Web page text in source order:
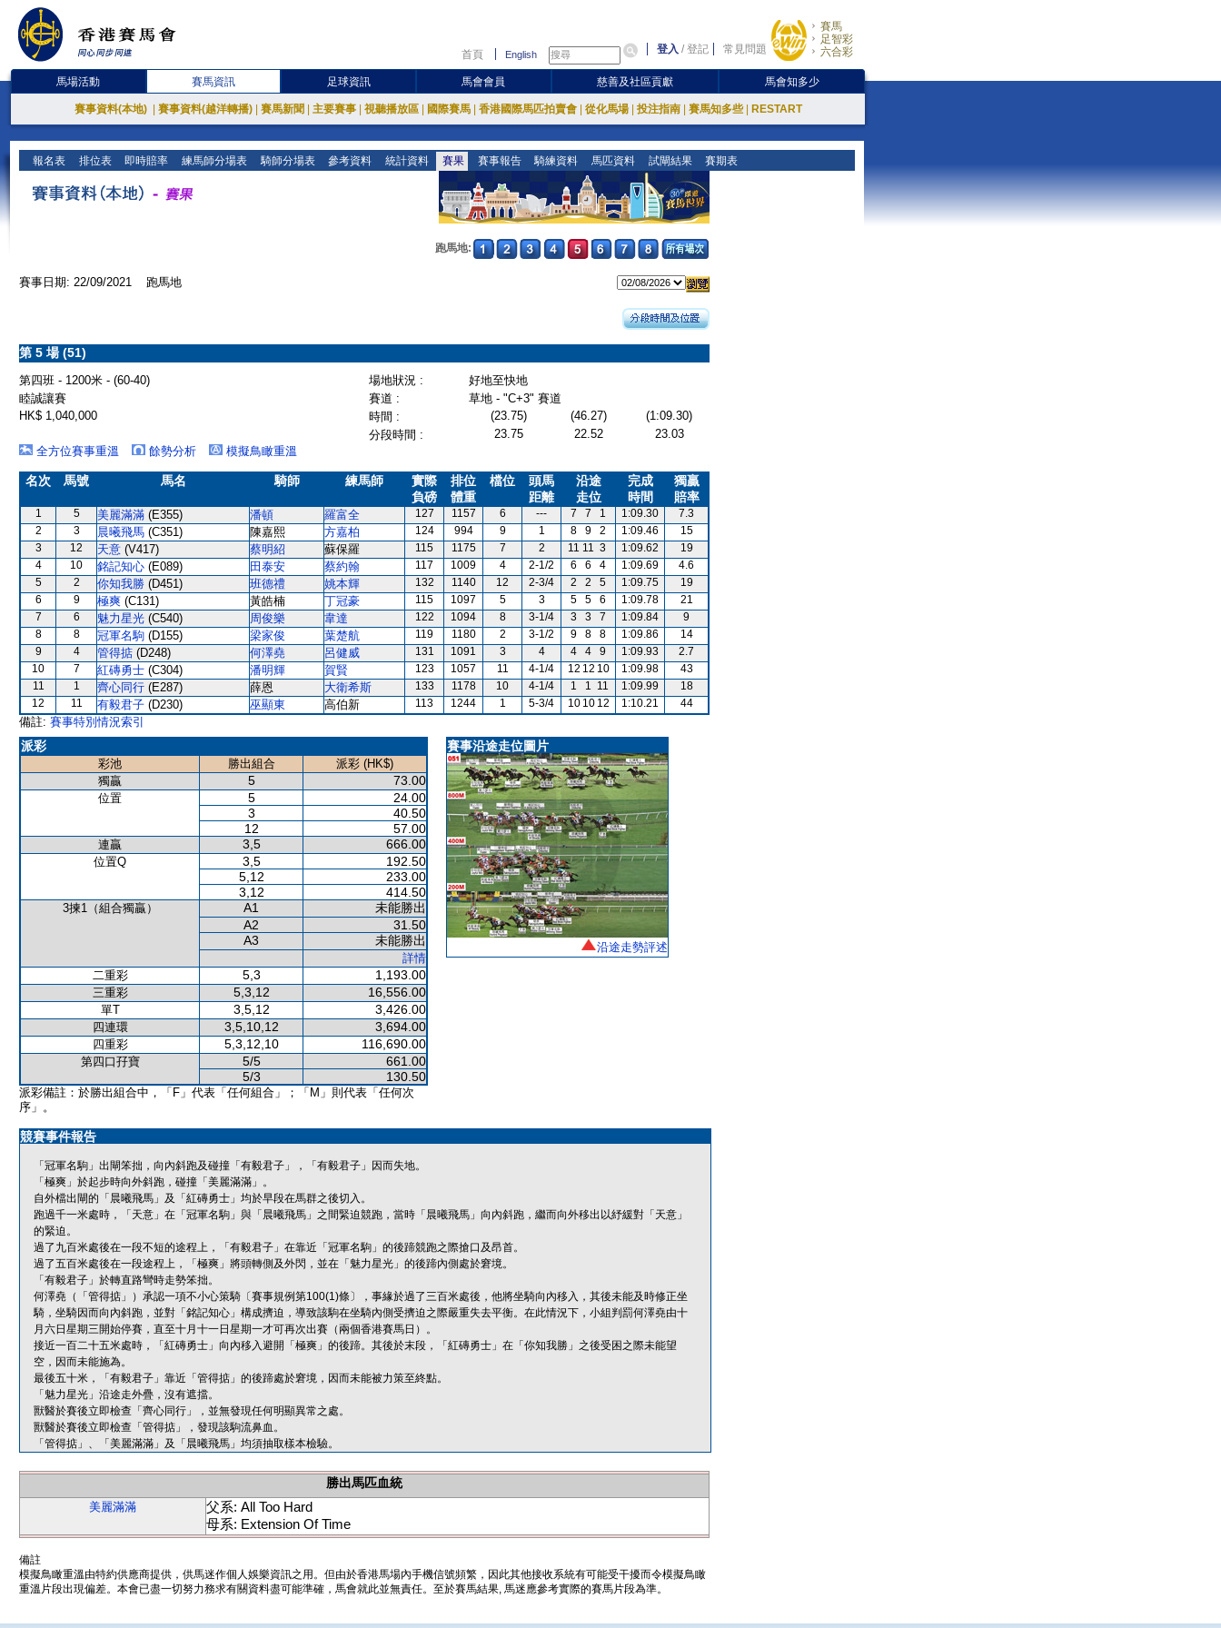
首頁 English 登入 /登記 常見問題
賽馬
足智彩
六合彩
馬場活動 賽馬資訊 足球資訊 馬會會員 慈善及社區貢獻 馬會知多少
賽事資料(本地) 賽事資料(越洋轉播) 賽馬新聞 主要賽事 視聽播放區 國際賽馬 香港國際馬匹拍賣會 從化馬場 投注指南 賽馬知多些 RESTART
報名表 排位表 即時賠率 練馬師分場表 騎師分場表 參考資料 統計資料 賽果 賽事報告 騎練資料 馬匹資料 試閘結果 賽期表
跑馬地:
賽事日期: 22/09/2021 跑馬地
第 5 場 (51)
第四班 - 1200米 - (60-40) 場地狀況 :
好地至快地
睦誠讓賽
賽道 :
草地 - "C+3" 賽道
HK$ 1,040,000
時間 : (23.75) (46.27)
(1:09.30)
分段時間 :
23.75 22.52
23.03
全方位賽事重溫
餘勢分析 模擬鳥瞰重溫
名次 馬號 馬名 騎師 練馬師
實際
負磅
排位
體重
檔位
頭馬
距離
沿途
走位
完成
時間
獨贏
賠率
1 5 美麗滿滿 (E355) 潘頓 羅富全 127 1157 6 --- 7 7 1 1:09.30
7.3
2
3 晨曦飛馬 (C351) 陳嘉熙 方嘉柏 124 994 9 1 8 9 2 1:09.46
15
3
12 天意 (V417) 蔡明紹 蘇保羅 115 1175 7 2 11 11 3 1:09.62
19
4
10 銘記知心 (E089) 田泰安 蔡約翰 117 1009 4 2-1/2 6 6 4 1:09.69
4.6
5
2 你知我勝 (D451) 班德禮 姚本輝 132 1140 12 2-3/4 2 2 5 1:09.75
19
6
9 極爽 (C131) 黃皓楠 丁冠豪 115 1097 5 3 5 5 6 1:09.78
21
7
6 魅力星光 (C540) 周俊樂 韋達 122 1094 8 3-1/4 3 3 7 1:09.84
9
8
8 冠軍名駒 (D155) 梁家俊 葉楚航 119 1180 2 3-1/2 9 8 8 1:09.86
14
9
4 管得掂 (D248) 何澤堯 呂健威 131 1091 3 4 4 4 9 1:09.93
2.7
10
7 紅磚勇士 (C304) 潘明輝 賀賢 123 1057 11 4-1/4 12 12 10 1:09.98
43
11
1 齊心同行 (E287) 薛恩 大衛希斯 133 1178 10 4-1/4 1 1 11 1:09.99
18
12
11 有毅君子 (D230) 巫顯東 高伯新 113 1244 1 5-3/4 10 10 12 1:10.21 44
備註: 賽事特別情況索引
派彩
彩池 勝出組合
派彩 (HK$)
獨贏
5 73.00
位置 5
24.00
3
40.50
12
57.00
連贏 3,5 666.00
位置Q 3,5
192.50
5,12
233.00
3,12
414.50
3揀1（組合獨贏） A1
未能勝出
A2
31.50
A3
未能勝出
詳情
二重彩
5,3 1,193.00
三重彩 5,3,12 16,556.00
單T 3,5,12 3,426.00
四連環 3,5,10,12 3,694.00
四重彩 5,3,12,10 116,690.00
第四口孖寶 5/5
661.00
5/3
130.50
派彩備註：於勝出組合中，「F」代表「任何組合」；「M」則代表「任何次
序」。
賽事沿途走位圖片
沿途走勢評述
競賽事件報告
「冠軍名駒」出閘笨拙，向內斜跑及碰撞「有毅君子」，「有毅君子」因而失地。
「極爽」於起步時向外斜跑，碰撞「美麗滿滿」。
自外檔出閘的「晨曦飛馬」及「紅磚勇士」均於早段在馬群之後切入。
跑過千一米處時，「天意」在「冠軍名駒」與「晨曦飛馬」之間緊迫競跑，當時「晨曦飛馬」向內斜跑，繼而向外移出以紓緩對「天意」
的緊迫。
過了九百米處後在一段不短的途程上，「有毅君子」在靠近「冠軍名駒」的後蹄競跑之際搶口及昂首。
過了五百米處後在一段途程上，「極爽」將頭轉側及外閃，並在「魅力星光」的後蹄內側處於窘境。
「有毅君子」於轉直路彎時走勢笨拙。
何澤堯（「管得掂」）承認一項不小心策騎〔賽事規例第100(1)條〕，事緣於過了三百米處後，他將坐騎向內移入，其後未能及時修正坐
騎，坐騎因而向內斜跑，並對「銘記知心」構成擠迫，導致該駒在坐騎內側受擠迫之際嚴重失去平衡。在此情況下，小組判罰何澤堯由十
月六日星期三開始停賽，直至十月十一日星期一才可再次出賽（兩個香港賽馬日）。
接近一百二十五米處時，「紅磚勇士」向內移入避開「極爽」的後蹄。其後於末段，「紅磚勇士」在「你知我勝」之後受困之際未能望
空，因而未能施為。
最後五十米，「有毅君子」靠近「管得掂」的後蹄處於窘境，因而未能被力策至終點。
「魅力星光」沿途走外疊，沒有遮擋。
獸醫於賽後立即檢查「齊心同行」，並無發現任何明顯異常之處。
獸醫於賽後立即檢查「管得掂」，發現該駒流鼻血。
「管得掂」、「美麗滿滿」及「晨曦飛馬」均須抽取樣本檢驗。
勝出馬匹血統
美麗滿滿
父系: All Too Hard
母系: Extension Of Time
備註
模擬鳥瞰重溫由特約供應商提供，供馬迷作個人娛樂資訊之用。但由於香港馬場內手機信號頻繁，因此其他接收系統有可能受干擾而令模擬鳥瞰
重溫片段出現偏差。本會已盡一切努力務求有關資料盡可能準確，馬會就此並無責任。至於賽馬結果, 馬迷應參考實際的賽馬片段為準。